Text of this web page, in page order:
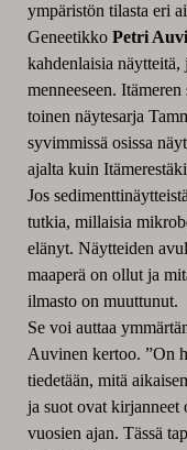
ympäristön tilasta eri
Geneetikko Petri
kahdenlaisia näytteitä,
menneeseen.
toinen näytesarja
syvimmissä osissa
ajalta kuin
Jos
tutkia, millaisia
elänyt. Näytteiden
maaperä on ollut ja
ilmasto on muuttunut.
Se voi auttaa
Auvinen kertoo. ”On
tiedetään, mitä
ja suot ovat kirjanneet
vuosien ajan. Tässä